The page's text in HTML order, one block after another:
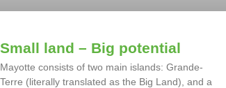
Small land – Big potential
Mayotte consists of two main islands: Grande-
Terre (literally translated as the Big Land), and a